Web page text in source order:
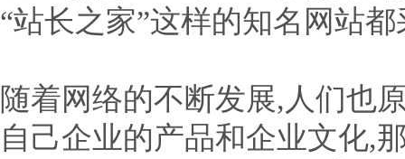
“站长之家”这样的知名网站
随着网络的不断发展,人们也
自己企业的产品和企业文化,